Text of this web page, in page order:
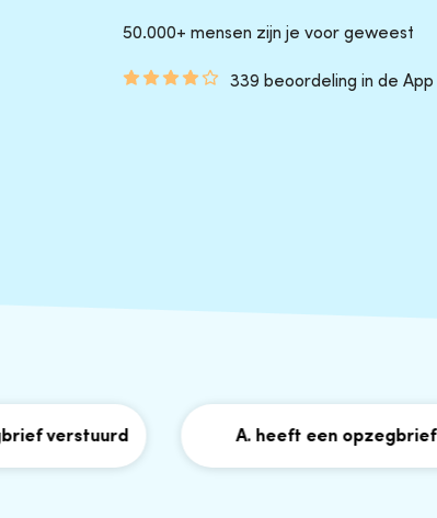
50.000+ mensen zijn je voor geweest
339 beoordeling in de
A. heeft een opzegbrief